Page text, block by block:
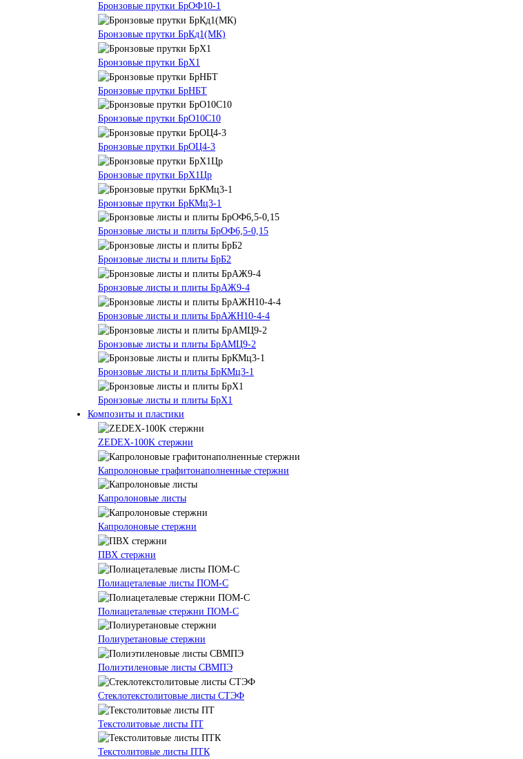
Бронзовые прутки БрОФ10-1
Бронзовые прутки БрКд1(МК)
Бронзовые прутки БрХ1
Бронзовые прутки БрНБТ
Бронзовые прутки БрО10С10
Бронзовые прутки БрОЦ4-3
Бронзовые прутки БрХ1Цр
Бронзовые прутки БрКМц3-1
Бронзовые листы и плиты БрОФ6,5-0,15
Бронзовые листы и плиты БрБ2
Бронзовые листы и плиты БрАЖ9-4
Бронзовые листы и плиты БрАЖН10-4-4
Бронзовые листы и плиты БрАМЦ9-2
Бронзовые листы и плиты БрКМц3-1
Бронзовые листы и плиты БрХ1
Композиты и пластики
ZEDEX-100K стержни
Капролоновые графитонаполненные стержни
Капролоновые листы
Капролоновые стержни
ПВХ стержни
Полиацеталевые листы ПОМ-С
Полиацеталевые стержни ПОМ-С
Полиуретановые стержни
Полиэтиленовые листы СВМПЭ
Стеклотекстолитовые листы СТЭФ
Текстолитовые листы ПТ
Текстолитовые листы ПТК